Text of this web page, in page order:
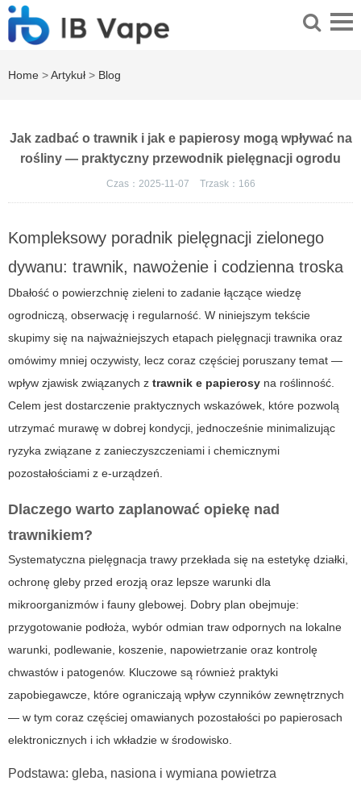
Home >Artykuł > Blog
Jak zadbać o trawnik i jak e papierosy mogą wpływać na
rośliny — praktyczny przewodnik pielęgnacji ogrodu
Czas：2025-11-07 Trzask： 166
Kompleksowy poradnik pielęgnacji zielonego
dywanu: trawnik, nawożenie i codzienna troska
Dbałość o powierzchnię zieleni to zadanie łączące wiedzę
ogrodniczą, obserwację i regularność. W niniejszym tekście
skupimy się na najważniejszych etapach pielęgnacji trawnika oraz
omówimy mniej oczywisty, lecz coraz częściej poruszany temat —
wpływ zjawisk związanych z trawnik e papierosy na roślinność.
Celem jest dostarczenie praktycznych wskazówek, które pozwolą
utrzymać murawę w dobrej kondycji, jednocześnie minimalizując
ryzyka związane z zanieczyszczeniami i chemicznymi
pozostałościami z e‑urządzeń.
Dlaczego warto zaplanować opiekę nad
trawnikiem?
Systematyczna pielęgnacja trawy przekłada się na estetykę działki,
ochronę gleby przed erozją oraz lepsze warunki dla
mikroorganizmów i fauny glebowej. Dobry plan obejmuje:
przygotowanie podłoża, wybór odmian traw odpornych na lokalne
warunki, podlewanie, koszenie, napowietrzanie oraz kontrolę
chwastów i patogenów. Kluczowe są również praktyki
zapobiegawcze, które ograniczają wpływ czynników zewnętrznych
— w tym coraz częściej omawianych pozostałości po papierosach
elektronicznych i ich wkładzie w środowisko.
Podstawa: gleba, nasiona i wymiana powietrza